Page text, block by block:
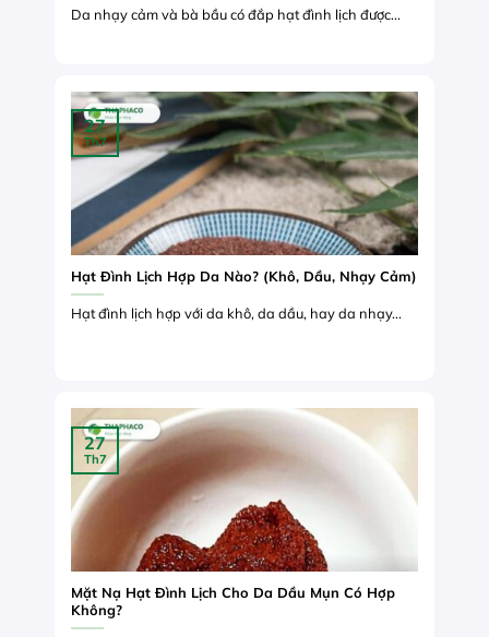
Da nhạy cảm và bà bầu có đắp hạt đình lịch được...
Hạt Đình Lịch Hợp Da Nào? (Khô, Dầu, Nhạy Cảm)
Hạt đình lịch hợp với da khô, da dầu, hay da nhạy...
27
Th7
Mặt Nạ Hạt Đình Lịch Cho Da Dầu Mụn Có Hợp
Không?
27
Th7